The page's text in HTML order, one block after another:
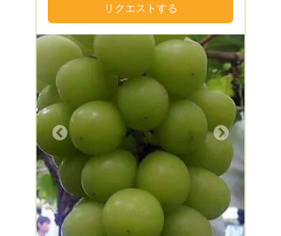
す。当園の桃たちがキレイな姿で目の前に
出てきたときには胸にグッとくるものがあ
りました。そんな素晴らしい方々が作られ
る料理は食通をも唸らす日本屈指のレスト
ランさんです。 他、多数☆
リクエストする